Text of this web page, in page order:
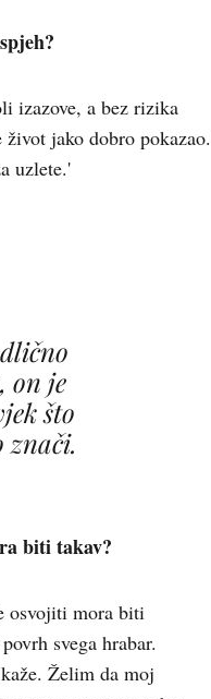
izazove, a bez rizika
jako dobro pokazao.
uzlete.'
on je
što
znači.
biti takav?
osvojiti mora biti
svega hrabar.
Želim da moj